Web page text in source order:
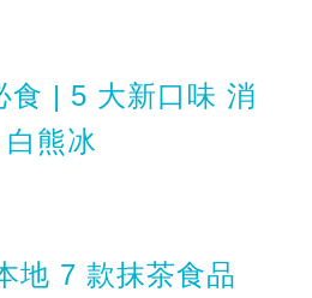
食 | 5 大新口味 消
熊冰
地 7 款抹茶食品